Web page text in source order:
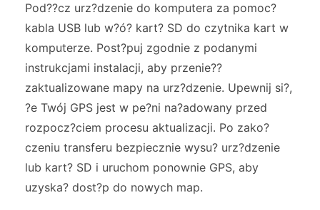
Pod??cz urz?dzenie do komputera za pomoc?
kabla USB lub w?ó? kart? SD do czytnika kart w
komputerze. Post?puj zgodnie z podanymi
instrukcjami instalacji, aby przenie??
zaktualizowane mapy na urz?dzenie. Upewnij si?,
?e Twój GPS jest w pe?ni na?adowany przed
rozpocz?ciem procesu aktualizacji. Po zako?
czeniu transferu bezpiecznie wysu? urz?dzenie
lub kart? SD i uruchom ponownie GPS, aby
uzyska? dost?p do nowych map.